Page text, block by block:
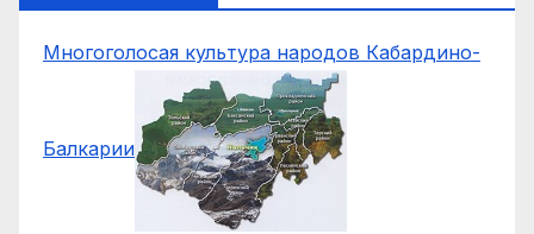
Многоголосая культура народов Кабардино-
Балкарии